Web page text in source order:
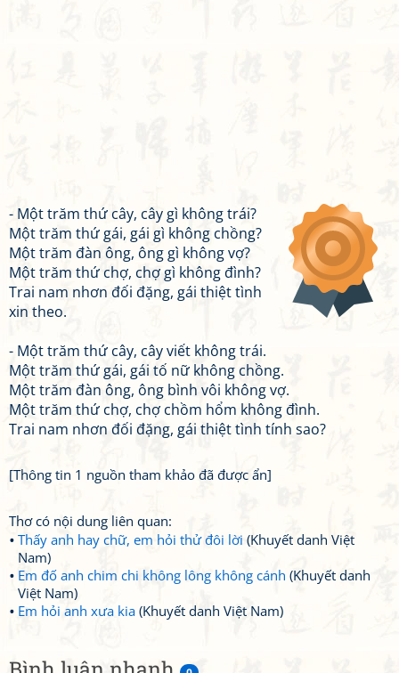
- Một trăm thứ cây, cây gì không trái?
Một trăm thứ gái, gái gì không chồng?
Một trăm đàn ông, ông gì không vợ?
Một trăm thứ chợ, chợ gì không đình?
Trai nam nhơn đối đặng, gái thiệt tình
xin theo.
- Một trăm thứ cây, cây viết không trái.
Một trăm thứ gái, gái tố nữ không chồng.
Một trăm đàn ông, ông bình vôi không vợ.
Một trăm thứ chợ, chợ chồm hổm không đình.
Trai nam nhơn đối đặng, gái thiệt tình tính sao?
[Thông tin 1 nguồn tham khảo đã được ẩn]
Thơ có nội dung liên quan:
Thấy anh hay chữ, em hỏi thử đôi lời (Khuyết danh Việt
Nam)
Em đố anh chim chi không lông không cánh (Khuyết danh
Việt Nam)
Em hỏi anh xưa kia (Khuyết danh Việt Nam)